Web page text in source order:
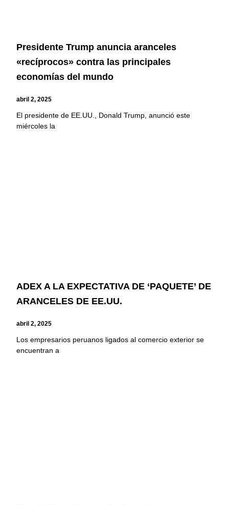
Presidente Trump anuncia aranceles
«recíprocos» contra las principales
economías del mundo
abril 2, 2025
El presidente de EE.UU., Donald Trump, anunció este
miércoles la
ADEX A LA EXPECTATIVA DE ‘PAQUETE’ DE
ARANCELES DE EE.UU.
abril 2, 2025
Los empresarios peruanos ligados al comercio exterior se
encuentran a